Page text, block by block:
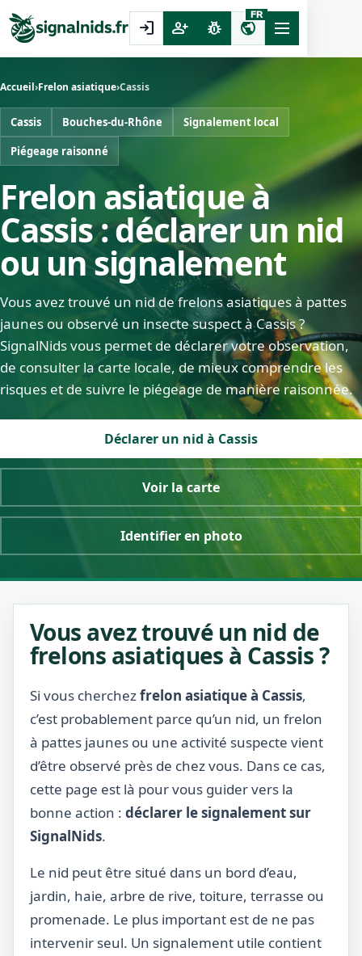
login person_add pest_control public
FR
Accueil›Frelon asiatique›Cassis
Cassis Bouches-du-Rhône
Signalement local
Piégeage raisonné
Frelon asiatique à
Cassis : déclarer un nid
ou un signalement
Vous avez trouvé un nid de frelons asiatiques à pattes
jaunes ou observé un insecte suspect à Cassis ?
SignalNids vous permet de déclarer votre observation,
de consulter la carte locale, de mieux comprendre les
risques et de suivre le piégeage de manière raisonnée.
Déclarer un nid à Cassis
Voir la carte
Identifier en photo
Vous avez trouvé un nid de
frelons asiatiques à Cassis ?
Si vous cherchezfrelon asiatique à Cassis,
c’est probablement parce qu’un nid, un frelon
à pattes jaunes ou une activité suspecte vient
d’être observé près de chez vous. Dans ce cas,
cette page est là pour vous guider vers la
bonne action : déclarer le signalement sur
SignalNids.
Le nid peut être situé dans un bord d’eau,
jardin, haie, arbre de rive, toiture, terrasse ou
promenade. Le plus important est de ne pas
intervenir seul. Un signalement utile contient